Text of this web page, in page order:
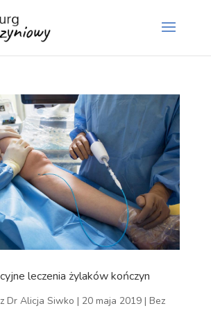
leczenia żylaków kończyn
Dr Alicja Siwko | 20 maja 2019| Bez